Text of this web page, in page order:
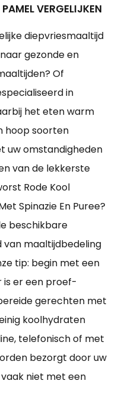
VERGELIJKEN
diepvriesmaaltijd
gezonde en
Of
in
het eten warm
hoop soorten
uw omstandigheden
van de lekkerste
Rode Kool
Spinazie En Puree?
beschikbare
van maaltijdbedeling
tip: begin met een
is er een proef-
gerechten met
koolhydraten
telefonisch of met
bezorgt door uw
niet met een